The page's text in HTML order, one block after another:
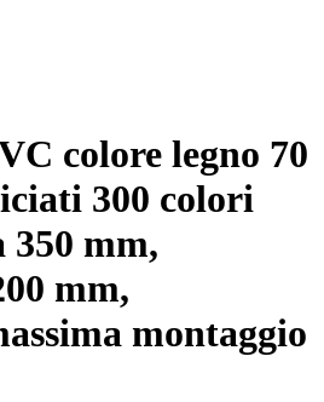
colore legno 70
300 colori
350 mm,
mm,
montaggio